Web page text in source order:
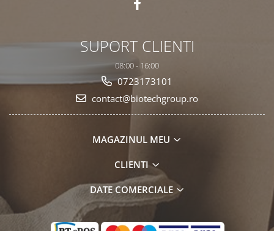
SUPORT CLIENTI
08:00 - 16:00
0723173101
contact@biotechgroup.ro
MAGAZINUL MEU
CLIENTI
DATE COMERCIALE